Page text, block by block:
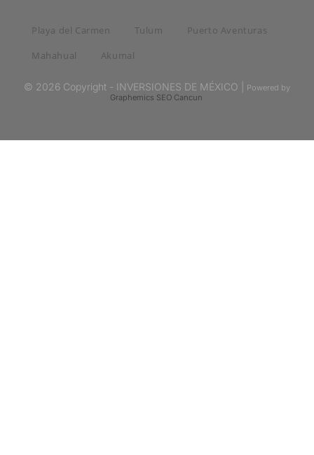
Playa del Carmen Tulum
Puerto Aventuras
Mahahual
Akumal
© 2026 Copyright - INVERSIONES DE MÉXICO |
Powered by
Graphemics SEO Cancun